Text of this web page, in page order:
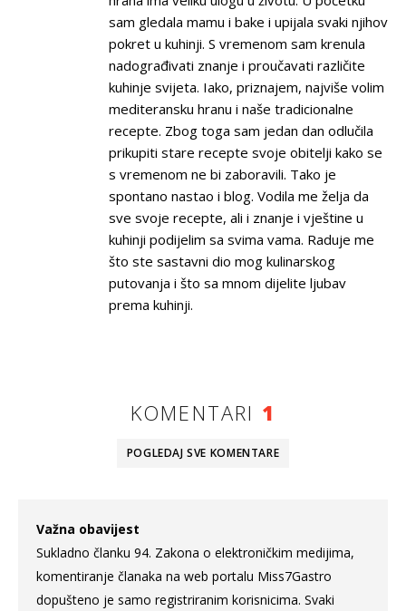
sam gledala mamu i bake i upijala svaki njihov
pokret u kuhinji. S vremenom sam krenula
nadograđivati znanje i proučavati različite
kuhinje svijeta. Iako, priznajem, najviše volim
mediteransku hranu i naše tradicionalne
recepte. Zbog toga sam jedan dan odlučila
prikupiti stare recepte svoje obitelji kako se
s vremenom ne bi zaboravili. Tako je
spontano nastao i blog. Vodila me želja da
sve svoje recepte, ali i znanje i vještine u
kuhinji podijelim sa svima vama. Raduje me
što ste sastavni dio mog kulinarskog
putovanja i što sa mnom dijelite ljubav
prema kuhinji.
KOMENTARI 1
POGLEDAJ SVE KOMENTARE
Važna obavijest
Sukladno članku 94. Zakona o elektroničkim medijima,
komentiranje članaka na web portalu Miss7Gastro
dopušteno je samo registriranim korisnicima. Svaki